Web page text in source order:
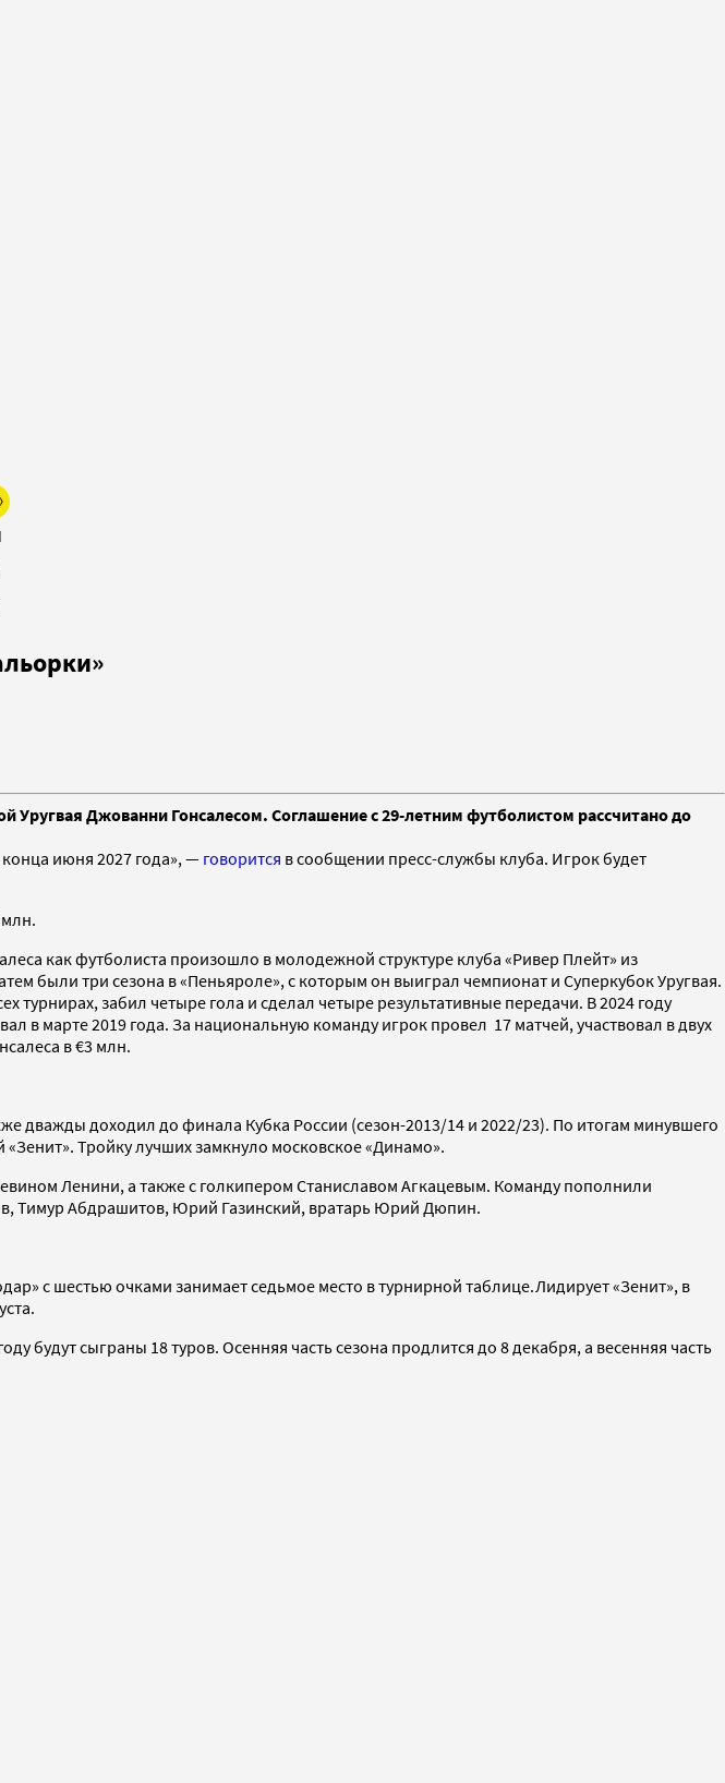
Джованни Гонсалесом. Соглашение с 29-летним футболистом рассчитано до
июня 2027 года», — говорится в сообщении пресс-службы клуба. Игрок будет
как футболиста произошло в молодежной структуре клуба «Ривер Плейт» из
были три сезона в «Пеньяроле», с которым он выиграл чемпионат и Суперкубок Уругвая.
турнирах, забил четыре гола и сделал четыре результативные передачи. В 2024 году
в марте 2019 года. За национальную команду игрок провел 17 матчей, участвовал в двух
в €3 млн.
дважды доходил до финала Кубка России (сезон-2013/14 и 2022/23). По итогам минувшего
Тройку лучших замкнуло московское «Динамо».
Ленини, а также с голкипером Станиславом Агкацевым. Команду пополнили
Тимур Абдрашитов, Юрий Газинский, вратарь Юрий Дюпин.
с шестью очками занимает седьмое место в турнирной таблице.Лидирует «Зенит», в
будут сыграны 18 туров. Осенняя часть сезона продлится до 8 декабря, а весенняя часть